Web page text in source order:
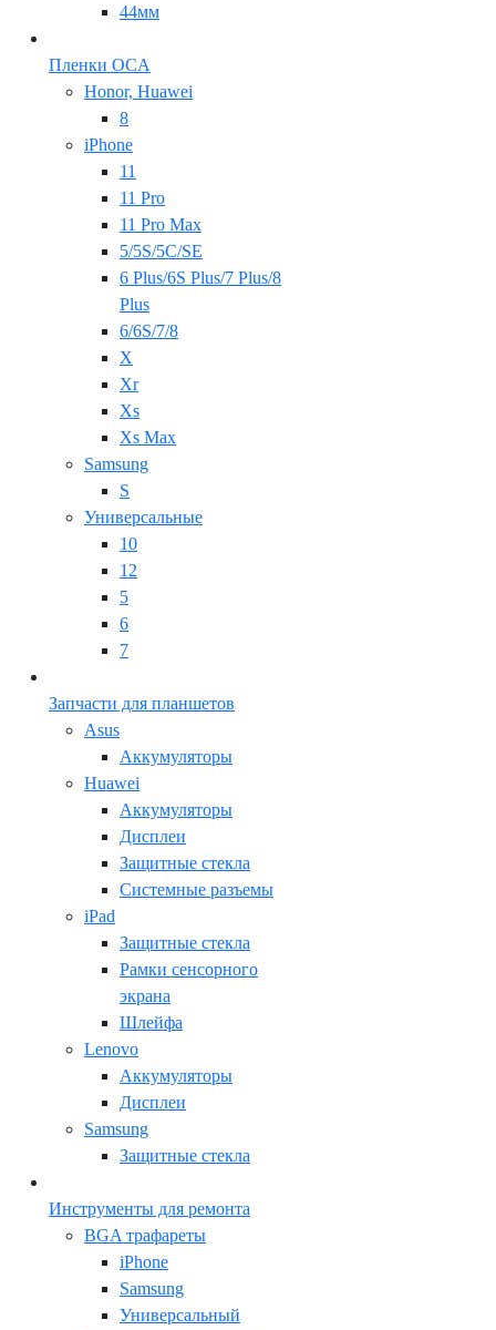
44мм
Пленки OCA
Honor, Huawei
8
iPhone
11
11 Pro
11 Pro Max
5/5S/5C/SE
6 Plus/6S Plus/7 Plus/8
Plus
6/6S/7/8
X
Xr
Xs
Xs Max
Samsung
S
Универсальные
10
12
5
6
7
Запчасти для планшетов
Asus
Аккумуляторы
Huawei
Аккумуляторы
Дисплеи
Защитные стекла
Системные разъемы
iPad
Защитные стекла
Рамки сенсорного
экрана
Шлейфа
Lenovo
Аккумуляторы
Дисплеи
Samsung
Защитные стекла
Инструменты для ремонта
BGA трафареты
iPhone
Samsung
Универсальный